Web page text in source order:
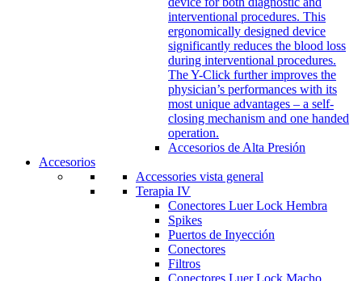
interventional procedures. This
ergonomically designed device
significantly reduces the blood loss
during interventional procedures.
The Y-Click further improves the
physician’s performances with its
most unique advantages – a self-
closing mechanism and one handed
operation.
Accesorios de Alta Presión
Accesorios
Accessories vista general
Terapia IV
Conectores Luer Lock Hembra
Spikes
Puertos de Inyección
Conectores
Filtros
Conectores Luer Lock Macho